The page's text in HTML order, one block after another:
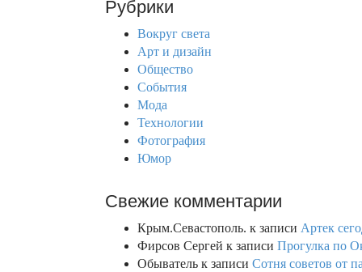
c
Рубрики
Вокруг света
Арт и дизайн
Общество
События
Мода
Технологии
Фотография
Юмор
Свежие комментарии
Крым.Севастополь. к записи Артек
Фирсов Сергей к записи Прогулка по
Обыватель к записи Сотня советов от